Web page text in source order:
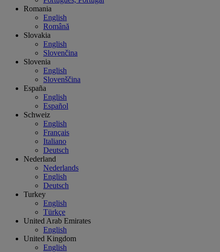
Romania
English
Română
Slovakia
English
Slovenčina
Slovenia
English
Slovenščina
España
English
Español
Schweiz
English
Français
Italiano
Deutsch
Nederland
Nederlands
English
Deutsch
Turkey
English
Türkçe
United Arab Emirates
English
United Kingdom
English